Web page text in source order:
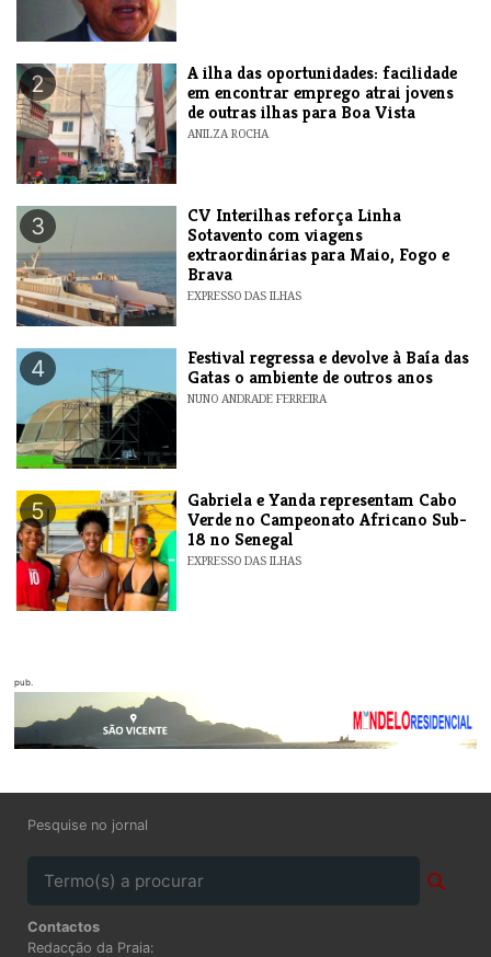
2
A ilha das oportunidades: facilidade
em encontrar emprego atrai jovens
de outras ilhas para Boa Vista
ANILZA ROCHA
3
​CV Interilhas reforça Linha
Sotavento com viagens
extraordinárias para Maio, Fogo e
Brava
EXPRESSO DAS ILHAS
4
Festival regressa e devolve à Baía das
Gatas o ambiente de outros anos
NUNO ANDRADE FERREIRA
5
Gabriela e Yanda representam Cabo
Verde no Campeonato Africano Sub-
18 no Senegal
EXPRESSO DAS ILHAS
pub.
Pesquise no jornal
Contactos
Redacção da Praia: